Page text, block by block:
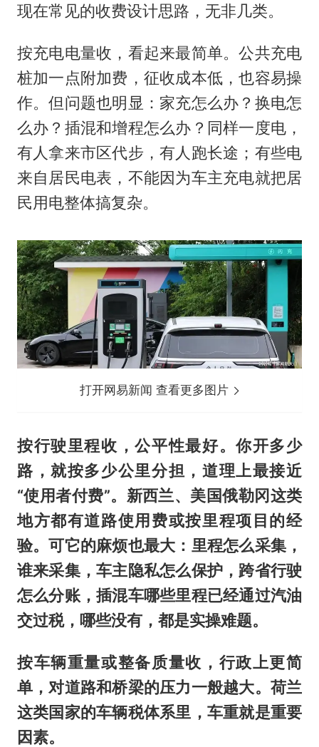
现在常见的收费设计思路，无非几类。
按充电电量收，看起来最简单。公共充电
桩加一点附加费，征收成本低，也容易操
作。但问题也明显：家充怎么办？换电怎
么办？插混和增程怎么办？同样一度电，
有人拿来市区代步，有人跑长途；有些电
来自居民电表，不能因为车主充电就把居
民用电整体搞复杂。
打开网易新闻 查看更多图片
按行驶里程收，公平性最好。你开多少
路，就按多少公里分担，道理上最接近
“使用者付费”。新西兰、美国俄勒冈这类
地方都有道路使用费或按里程项目的经
验。可它的麻烦也最大：里程怎么采集，
谁来采集，车主隐私怎么保护，跨省行驶
怎么分账，插混车哪些里程已经通过汽油
交过税，哪些没有，都是实操难题。
按车辆重量或整备质量收，行政上更简
单，对道路和桥梁的压力一般越大。荷兰
这类国家的车辆税体系里，车重就是重要
因素。